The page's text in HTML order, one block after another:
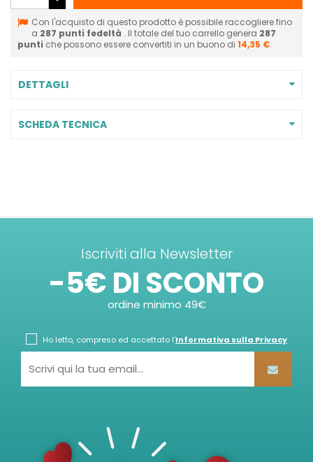
Con l'acquisto di questo prodotto è possibile raccogliere fino
a 287 punti fedeltà . Il totale del tuo carrello genera 287
punti che possono essere convertiti in un buono di 14,35 €.
DETTAGLI
SCHEDA TECNICA
Iscriviti alla Newsletter
-5€ DI SCONTO
ordine minimo 49€
Ho letto, compreso ed accettato l'Informativa sulla Privacy